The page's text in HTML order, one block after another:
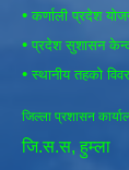
• कर्णाली प्रदेश
• प्रदेश सुशासन
• स्थानीय तहको
जिल्ला प्रशासन
जि.स.स, हुम्ला